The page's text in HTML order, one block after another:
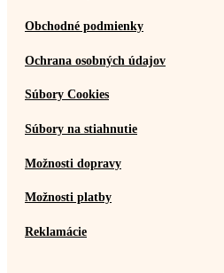
Obchodné podmienky
Ochrana osobných údajov
Súbory Cookies
Súbory na stiahnutie
Možnosti dopravy
Možnosti platby
Reklamácie